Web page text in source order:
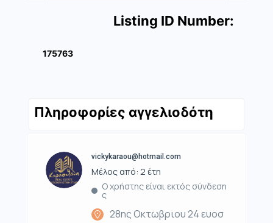
Listing ID Number:
175763
Πληροφορίες αγγελιοδότη
vickykaraou@hotmail.com
Μέλος από: 2 έτη
Ο χρήστης είναι εκτός σύνδεση
ς
28ης Οκτωβριου 24 ευοσ